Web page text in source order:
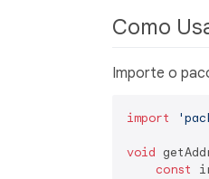
Como
Importe o
import
void
const